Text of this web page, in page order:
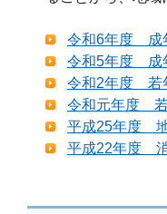
令和6年度 成
令和5年度 成
令和2年度 若
令和元年度 若
平成25年度 地
平成22年度 消